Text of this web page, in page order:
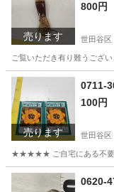
売ります
800円
世田谷区
ご覧いただき有り難うござ
東京 世田谷区 イ
売ります
0711-
100円
世田谷区
★★★★★ ご自宅にある不要品
東京 世田谷区 0620-